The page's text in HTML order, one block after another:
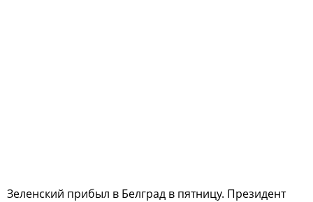
Зеленский прибыл в Белград в пятницу. Президент